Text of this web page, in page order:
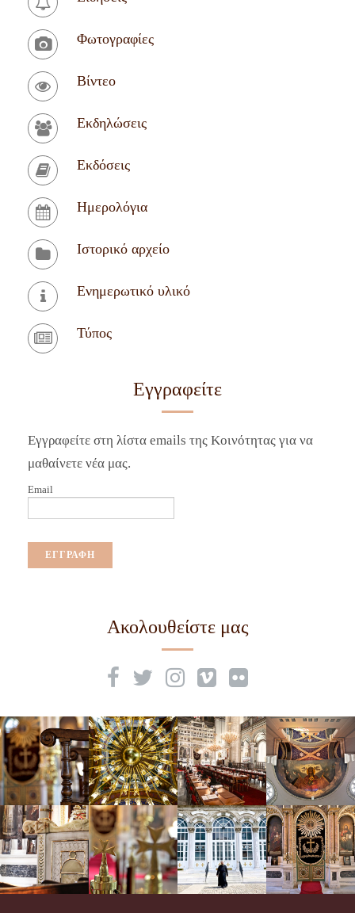
Φωτογραφίες
Βίντεο
Εκδηλώσεις
Εκδόσεις
Ημερολόγια
Ιστορικό αρχείο
Ενημερωτικό υλικό
Τύπος
Εγγραφείτε
Εγγραφείτε στη λίστα emails της Κοινότητας για να
μαθαίνετε νέα μας.
Email
Ακολουθείστε μας